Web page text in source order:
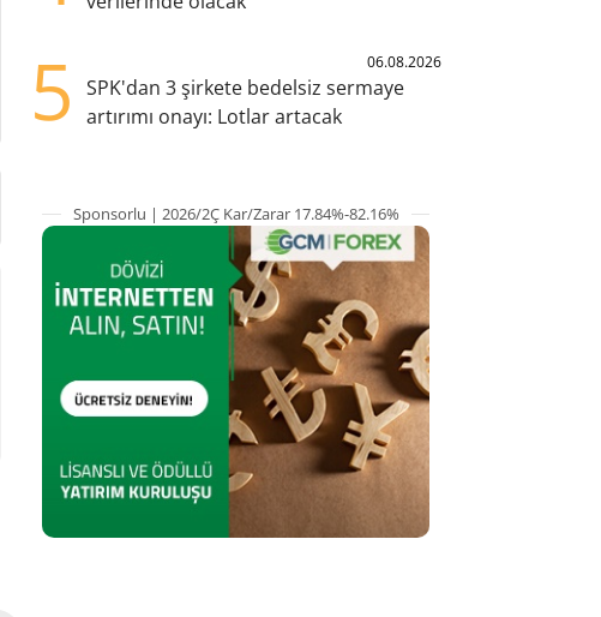
5 06.08.2026
SPK'dan 3 şirkete bedelsiz sermaye
artırımı onayı: Lotlar artacak
Sponsorlu | 2026/2Ç Kar/Zarar 17.84%-82.16%